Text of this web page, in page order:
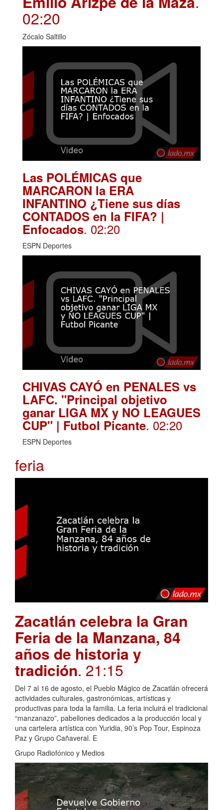
02:20
Zócalo Saltillo
Las POLÉMICAS que
MARCARON la ERA
INFANTINO ¿Tiene sus días
CONTADOS en la FIFA? |
Enfocados. 02:20
ESPN Deportes
CHIVAS CAYÓ en PENALES vs
LAFC. "Principal objetivo
ganar LIGA MX y NO LEAGUES
CUP" | Futbol Picante. 02:20
ESPN Deportes
feria
Zacatlán celebra la Gran
Feria de la Manzana, 84
años de historia y
tradición. 21:15
Del 7 al 16 de agosto, el Pueblo Mágico de Zacatlán ofrecerá
actividades culturales, gastronómicas, artísticas y
productivas para toda la familia. La feria incluirá el tradicional
“manzanazo”, pabellones dedicados a la producción local y
una cartelera artística con Yuridia, 90’s Pop Tour, Espinoza
Paz y Grupo Cañaveral. E
Grupo Radiofónico y Medios